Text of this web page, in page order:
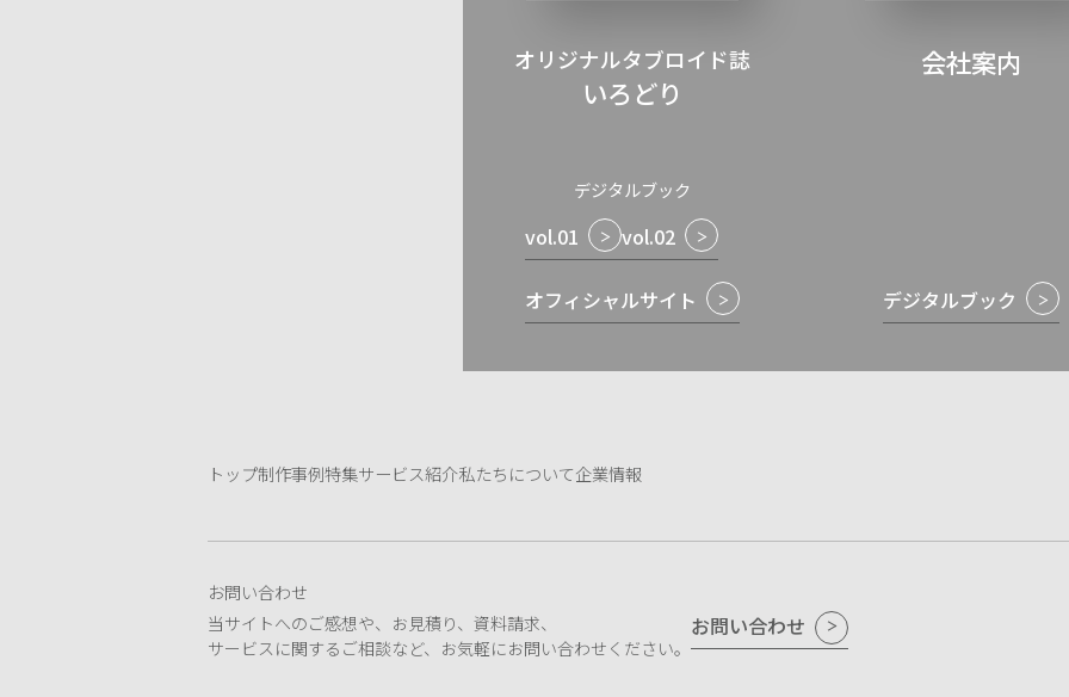
オリジナルタブロイド誌
いろどり
デジタルブック
vol.01 vol.02
オフィシャルサイト
会社案内
デジタルブック
トップ制作事例特集サービス紹介私たちについて企業情報
お問い合わせ
当サイトへのご感想や、お見積り、資料請求、
サービスに関するご相談など、お気軽にお問い合わせください。
お問い合わせ